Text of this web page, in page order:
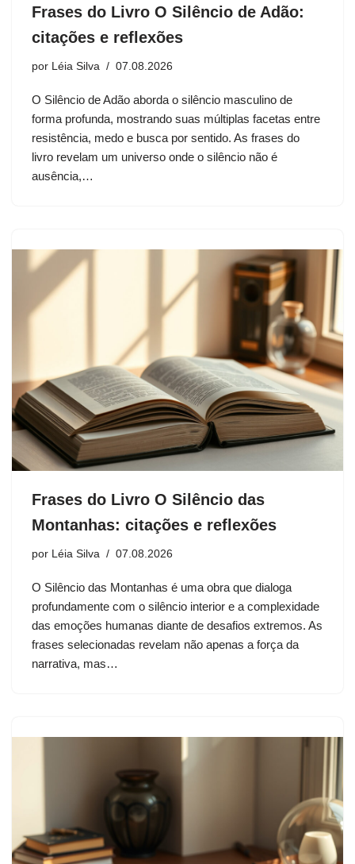
Frases do Livro O Silêncio de Adão:
citações e reflexões
por Léia Silva 07.08.2026
O Silêncio de Adão aborda o silêncio masculino de
forma profunda, mostrando suas múltiplas facetas entre
resistência, medo e busca por sentido. As frases do
livro revelam um universo onde o silêncio não é
ausência,…
Frases do Livro O Silêncio das
Montanhas: citações e reflexões
por Léia Silva 07.08.2026
O Silêncio das Montanhas é uma obra que dialoga
profundamente com o silêncio interior e a complexidade
das emoções humanas diante de desafios extremos. As
frases selecionadas revelam não apenas a força da
narrativa, mas…